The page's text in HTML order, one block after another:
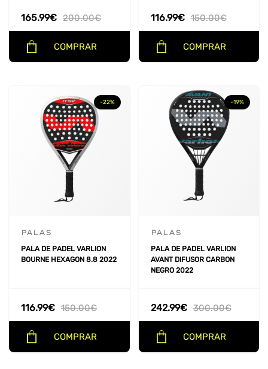
200.00€
165.99€
COMPRAR
150.00€
116.99€
COMPRAR
-22%
PALAS
PALA DE PADEL VARLION
BOURNE HEXAGON 8.8 2022
150.00€
116.99€
COMPRAR
-19%
PALAS
PALA DE PADEL VARLION
AVANT DIFUSOR CARBON
NEGRO 2022
300.00€
242.99€
COMPRAR